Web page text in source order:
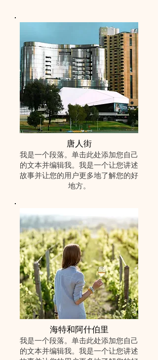
唐人街
我是一个段落。单击此处添加您自己
的文本并编辑我。我是一个让您讲述
故事并让您的用户更多地了解您的好
地方。
海特和阿什伯里
我是一个段落。单击此处添加您自己
的文本并编辑我。我是一个让您讲述